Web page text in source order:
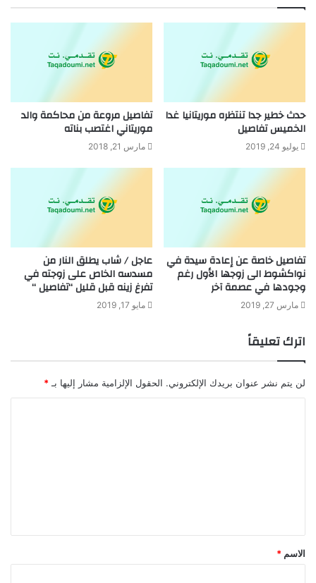
حدث خطير جدا تنتظره موريتانيا غدا
الخميس تفاصيل
يوليو 24, 2019
تفاصيل مروعة من محاكمة والد
موريتاني اغتصب بناته
مارس 21, 2018
تفاصيل خاصة عن إعادة سيدة في
نواكشوط الى زوجها الأول رغم
وجودها في عصمة آخر
مارس 27, 2019
عاجل / شاب يطلق النار من
مسدسه الخاص على زوجته في
تفرغ زينه قبل قليل “تفاصيل “
مايو 17, 2019
اترك تعليقاً
لن يتم نشر عنوان بريدك الإلكتروني. الحقول الإلزامية مشار إليها بـ *
ق
*
الاسم *